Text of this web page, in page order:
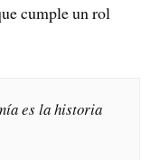
cumple un rol
es la historia